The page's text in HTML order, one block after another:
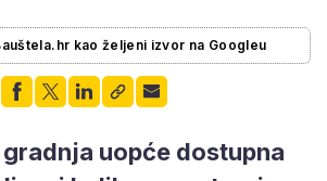
kao željeni izvor na Googleu
uopće dostupna